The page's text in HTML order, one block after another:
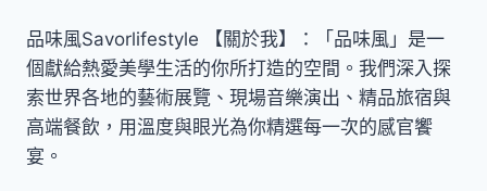
品味風Savorlifestyle 【關於我】：「品味風」是一
個獻給熱愛美學生活的你所打造的空間。我們深入探
索世界各地的藝術展覽、現場音樂演出、精品旅宿與
高端餐飲，用溫度與眼光為你精選每一次的感官饗
宴。